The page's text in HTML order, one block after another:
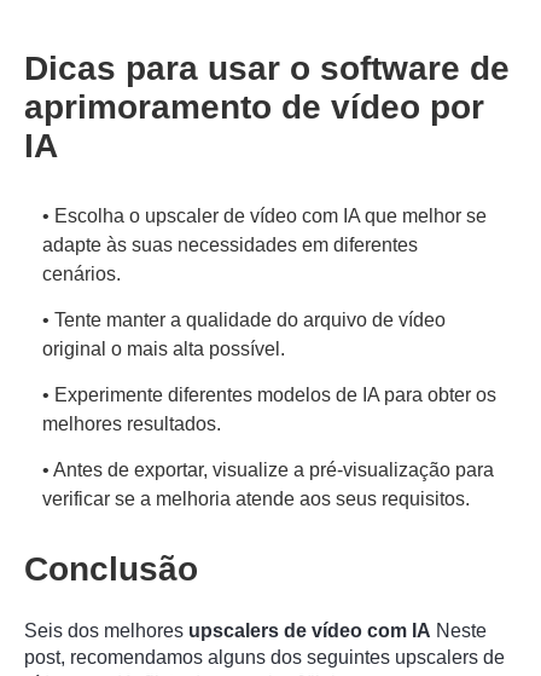
Dicas para usar o software de
aprimoramento de vídeo por
IA
• Escolha o upscaler de vídeo com IA que melhor se
adapte às suas necessidades em diferentes
cenários.
• Tente manter a qualidade do arquivo de vídeo
original o mais alta possível.
• Experimente diferentes modelos de IA para obter os
melhores resultados.
• Antes de exportar, visualize a pré-visualização para
verificar se a melhoria atende aos seus requisitos.
Conclusão
Seis dos melhores upscalers de vídeo com IA Neste
post, recomendamos alguns dos seguintes upscalers de